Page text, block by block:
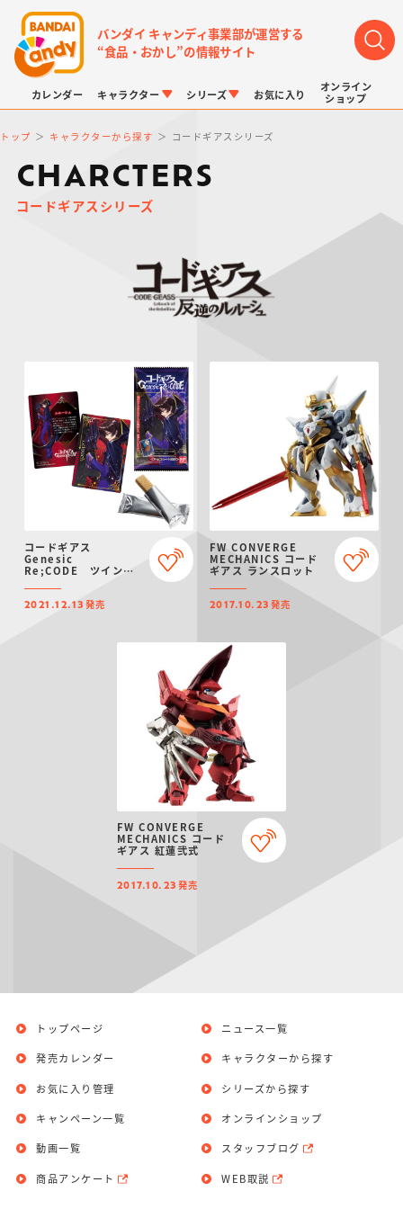
バンダイ キャンディ事業部が運営する
“食品・おかし”の情報サイト
カレンダー キャラクター
仮面ライダーシリー
ズ
PROJECT R.E.D.・
スーパー戦隊シリー
ガンダムシリーズ
ポケットモンスター
アンパンマン
シリーズ
キャラパキ
にふぉるめーしょん
＆スクエアシール
SMPシリーズ
ポケモンスケールワ
ールド
お気に入り
オンライン
ショップ
トップ キャラクターから探す コードギアスシリーズ
CHARCTERS
コードギアスシリーズ
コードギアス
Genesic
Re;CODE ツインウ
2021.12.13 発売
FW CONVERGE
MECHANICS コード
ギアス ランスロット
2017.10.23 発売
FW CONVERGE
MECHANICS コード
ギアス 紅蓮弐式
2017.10.23 発売
トップページ
発売カレンダー
お気に入り管理
ニュース一覧
キャラクターから探す
シリーズから探す
キャンペーン一覧
動画一覧
商品アンケート
オンラインショップ
スタッフブログ
WEB取説